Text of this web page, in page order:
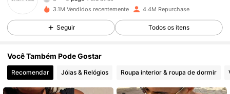
seguiu
4,88 414K Seguidores
4,88 414K Seguidores
4,88 414K Seguidores
3.1M Vendidos recentemente 4.4M Repurchase
Seguir Todos os itens
Você Também Pode Gostar
Recomendar Jóias & Relógios Roupa interior & roupa de dormir